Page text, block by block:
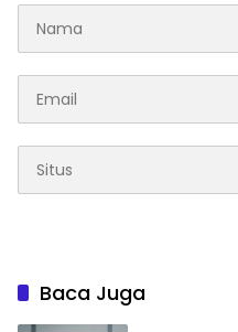
Baca Juga